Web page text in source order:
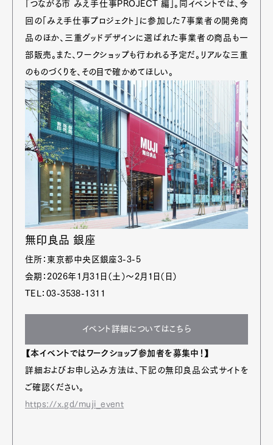
「つながる市 みえ手仕事PROJECT 編」。同イベントでは、今
回の「みえ手仕事プロジェクト」に参加した7事業者の開発商
品のほか、三重グッドデザインに選ばれた事業者の商品も一
部販売。また、ワークショップも行われる予定だ。リアルな三重
のものづくりを、その目で確かめてほしい。
無印良品 銀座
住所：東京都中央区銀座3-3-5
会期：2026年1月31日（土）〜2月1日（日）
TEL：03-3538-1311
イベント詳細についてはこちら
【本イベントではワークショップ参加者を募集中！】
詳細およびお申し込み方法は、下記の無印良品公式サイトを
ご確認ください。
https://x.gd/muji_event